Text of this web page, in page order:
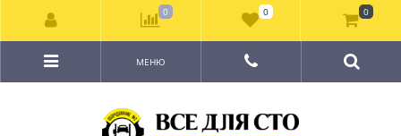
МЕНЮ
0 0 0